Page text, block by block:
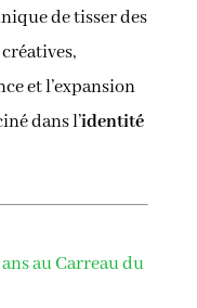
de tisser des
et l’expansion
dans l’identité
au Carreau du